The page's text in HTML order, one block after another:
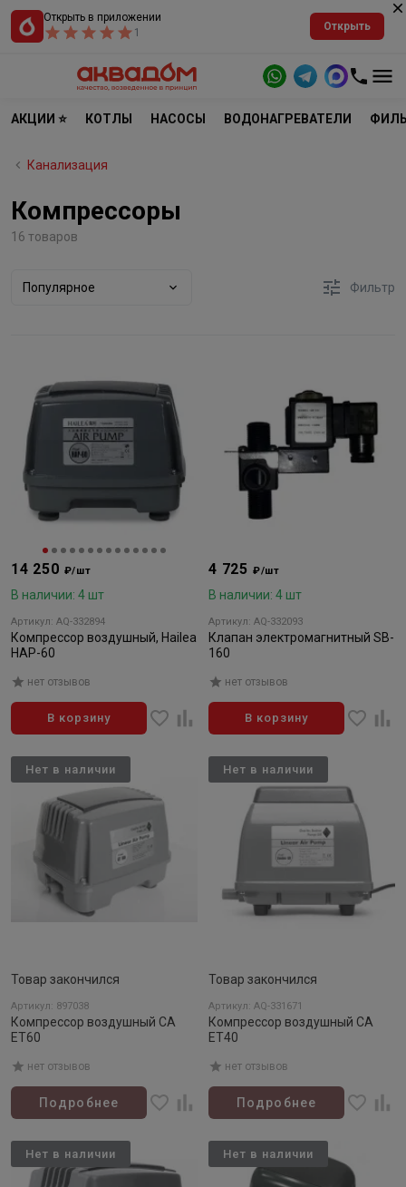
Открыть в приложении
1
Открыть
АКЦИИ ⭐ КОТЛЫ НАСОСЫ ВОДОНАГРЕВАТЕЛИ
Канализация
Компрессоры
16 товаров
Популярное Фильтр
14 250 ₽/шт
В наличии: 4 шт
Артикул: AQ-332894
Компрессор воздушный, Hailea
HAP-60
нет отзывов
В корзину
4 725 ₽/шт
В наличии: 4 шт
Артикул: AQ-332093
Клапан электромагнитный SB-
160
нет отзывов
В корзину
Товар закончился
Артикул: 897038
Компрессор воздушный CA
ET60
нет отзывов
Подробнее
Нет в наличии
Товар закончился
Артикул: AQ-331671
Компрессор воздушный CA
ET40
нет отзывов
Подробнее
Нет в наличии
Нет в наличии Нет в наличии